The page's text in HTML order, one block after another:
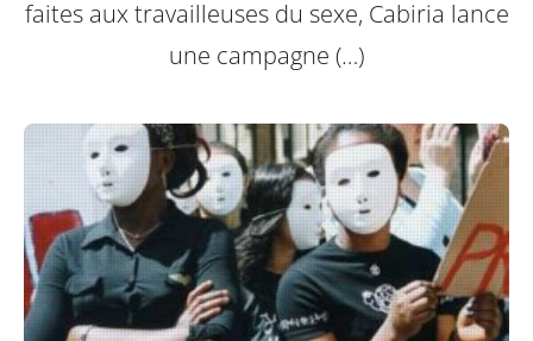
faites aux travailleuses du sexe, Cabiria lance
une campagne (…)